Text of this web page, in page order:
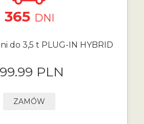
365 DNI
do 3,5 t PLUG-IN HYBRID
PLN
ZAMÓW